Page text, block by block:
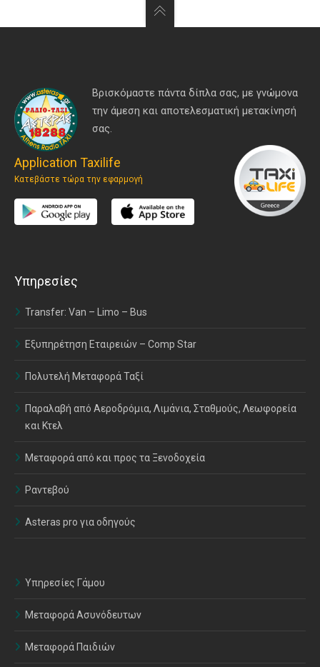
Βρισκόμαστε πάντα δίπλα σας, με γνώμονα
την άμεση και αποτελεσματική μετακίνησή
σας.
Application Taxilife
Κατεβάστε τώρα την εφαρμογή
Υπηρεσίες
Transfer: Van – Limo – Bus
Εξυπηρέτηση Εταιρειών – Comp Star
Πολυτελή Μεταφορά Ταξί
Παραλαβή από Αεροδρόμια, Λιμάνια, Σταθμούς, Λεωφορεία
και Κτελ
Μεταφορά από και προς τα Ξενοδοχεία
Ραντεβού
Asteras pro για οδηγούς
Υπηρεσίες Γάμου
Μεταφορά Ασυνόδευτων
Μεταφορά Παιδιών